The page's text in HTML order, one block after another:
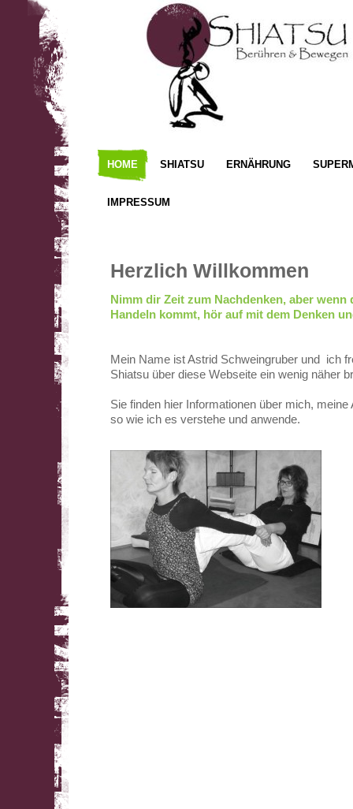
HOME SHIATSU ERNÄHRUNG
IMPRESSUM
Herzlich Willkommen
Nimm dir Zeit zum Nachdenken, aber wenn
Handeln kommt, hör auf mit dem Denken
Mein Name ist Astrid Schweingruber und ich
Shiatsu über diese Webseite ein wenig näher
Sie finden hier Informationen über mich, meine
so wie ich es verstehe und anwende.